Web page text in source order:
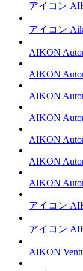
アイコン
アイコン
AIKON
AIKON
AIKON
AIKON
AIKON
AIKON
AIKON
アイコン
アイコン
AIKON